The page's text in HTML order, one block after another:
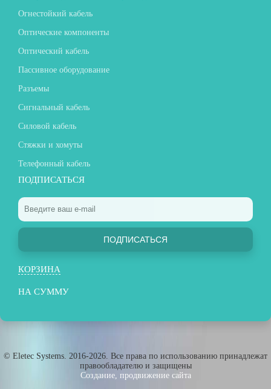
Огнестойкий кабель
Оптические компоненты
Оптический кабель
Пассивное оборудование
Разъемы
Сигнальный кабель
Силовой кабель
Стяжки и хомуты
Телефонный кабель
ПОДПИСАТЬСЯ
ПОДПИСАТЬСЯ
КОРЗИНА
НА СУММУ
© Eletec Systems. 2016-2026. Все права по использованию принадлежат
правообладателю и защищены
Создание, продвижение сайта